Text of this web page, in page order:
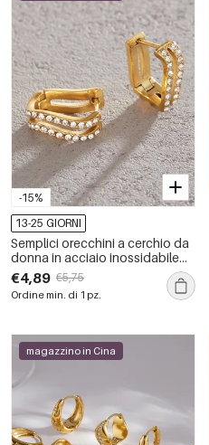
-15%
13-25 GIORNI
Semplici orecchini a cerchio da
donna in acciaio inossidabile
traforato, impermeabili, color
oro, con strass.
€4,89 €5,75
Ordine min. di 1 pz.
magazzino in Cina